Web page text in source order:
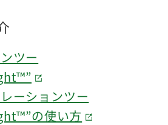
ツー
ーションツー
の使い方